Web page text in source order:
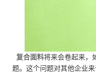
复合面料将来会卷起来，
题。这个问题对其他企业